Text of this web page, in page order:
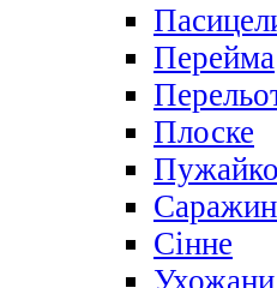
Перейма
Плоске
Сінне